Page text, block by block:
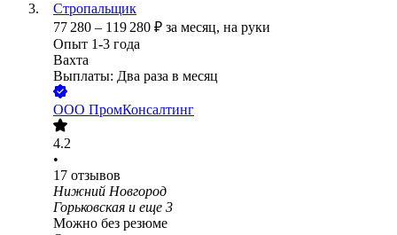
Стропальщик
77 280 – 119 280 ₽ за месяц, на руки
Опыт 1-3 года
Вахта
Выплаты: Два раза в месяц
ООО ПромКонсалтинг
4.2
•
17 отзывов
Нижний Новгород
Горьковская и еще 3
Можно без резюме